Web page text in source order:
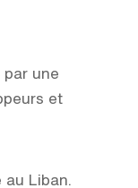
par une
et
Liban.